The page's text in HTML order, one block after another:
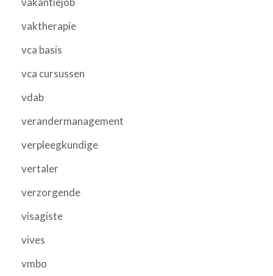
vaktherapie
vca basis
vca cursussen
vdab
verandermanagement
verpleegkundige
vertaler
verzorgende
visagiste
vives
vmbo